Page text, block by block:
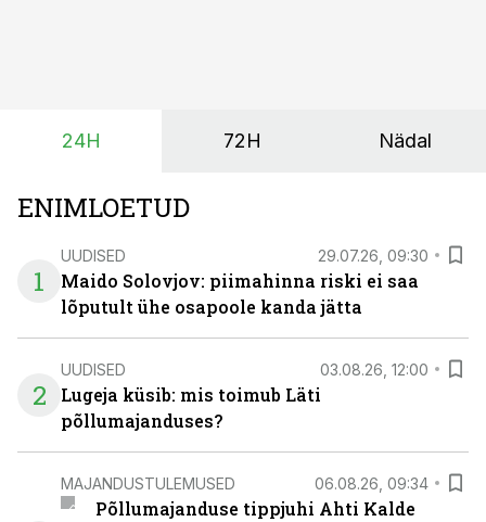
on suurim ning iga töötund on oluline.
24H 72H Nädal
ENIMLOETUD
1
UUDISED 29.07.26, 09:30
Maido Solovjov: piimahinna riski ei saa
lõputult ühe osapoole kanda jätta
2
UUDISED 03.08.26, 12:00
Lugeja küsib: mis toimub Läti
põllumajanduses?
MAJANDUSTULEMUSED 06.08.26, 09:34
Põllumajanduse tippjuhi Ahti Kalde